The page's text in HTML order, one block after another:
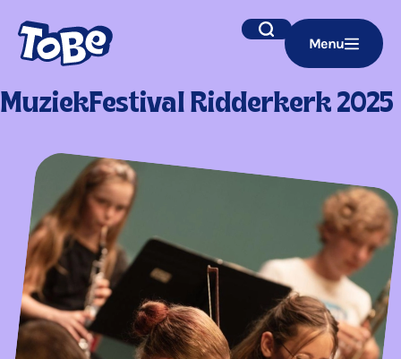
Navigatie
overslaan
Zoek Menu
MuziekFestival Ridderkerk 2025